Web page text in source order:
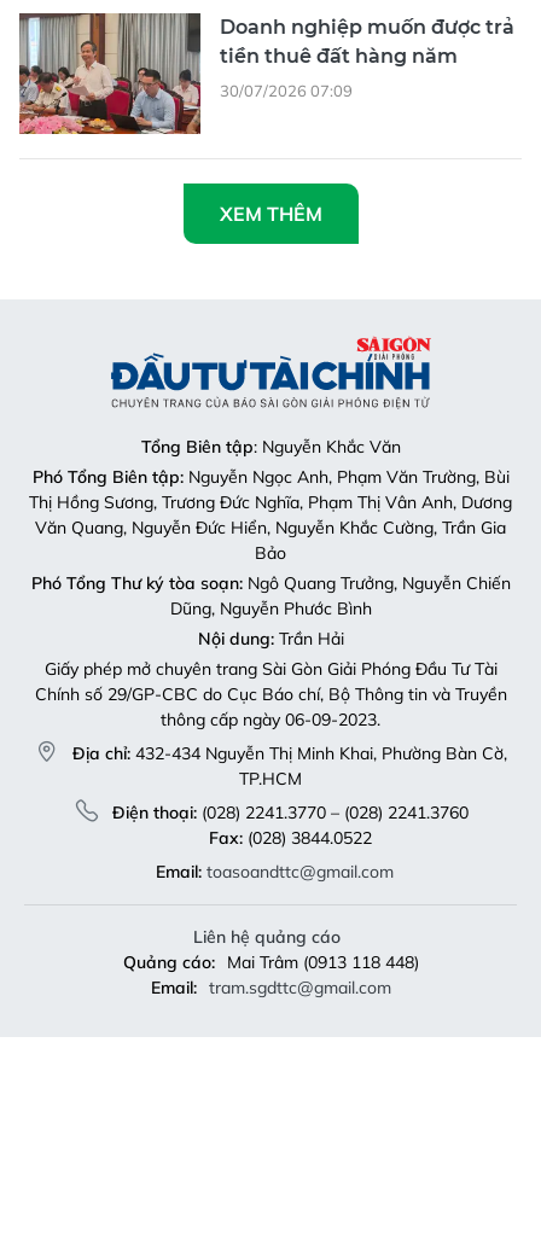
Doanh nghiệp muốn được trả
tiền thuê đất hàng năm
30/07/2026 07:09
XEM THÊM
Tổng Biên tập: Nguyễn Khắc Văn
Phó Tổng Biên tập:Nguyễn Ngọc Anh, Phạm Văn Trường, Bùi
Thị Hồng Sương, Trương Đức Nghĩa, Phạm Thị Vân Anh, Dương
Văn Quang, Nguyễn Đức Hiển, Nguyễn Khắc Cường, Trần Gia
Bảo
Phó Tổng Thư ký tòa soạn:Ngô Quang Trưởng, Nguyễn Chiến
Dũng, Nguyễn Phước Bình
Nội dung:Trần Hải
Giấy phép mở chuyên trang Sài Gòn Giải Phóng Đầu Tư Tài
Chính số 29/GP-CBC do Cục Báo chí, Bộ Thông tin và Truyền
thông cấp ngày 06-09-2023.
Địa chỉ: 432-434 Nguyễn Thị Minh Khai, Phường Bàn Cờ,
TP.HCM
Điện thoại:(028) 2241.3770 – (028) 2241.3760
Fax:(028) 3844.0522
Email: toasoandttc@gmail.com
Liên hệ quảng cáo
Quảng cáo:
Mai Trâm (0913 118 448)
Email: tram.sgdttc@gmail.com